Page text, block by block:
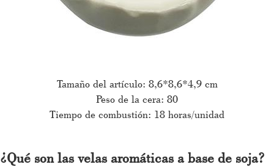
Tamaño del artículo: 8,6*8,6*4,9 cm
Peso de la cera: 80
Tiempo de combustión: 18 horas/unidad
¿Qué son las velas aromáticas a base de soja?